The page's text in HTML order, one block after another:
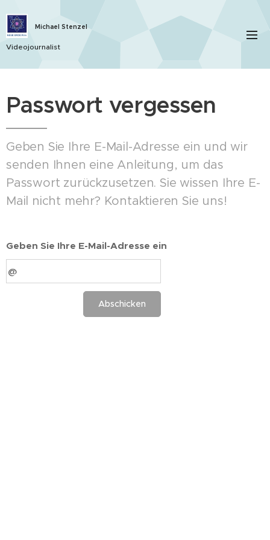
Michael Stenzel
Videojournalist
Passwort vergessen
Geben Sie Ihre E-Mail-Adresse ein und wir
senden Ihnen eine Anleitung, um das
Passwort zurückzusetzen. Sie wissen Ihre E-
Mail nicht mehr? Kontaktieren Sie uns!
Geben Sie Ihre E-Mail-Adresse ein
Abschicken